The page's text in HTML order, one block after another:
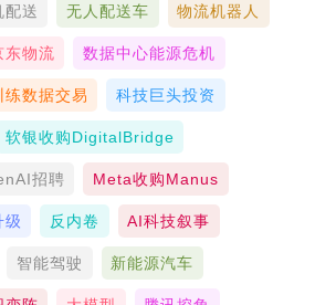
配送 无人配送车 物流机器人
东物流 数据中心能源危机
练数据交易 科技巨头投资
软银收购DigitalBridge
招聘 Meta收购Manus
级 反内卷 AI科技叙事
智能驾驶 新能源汽车